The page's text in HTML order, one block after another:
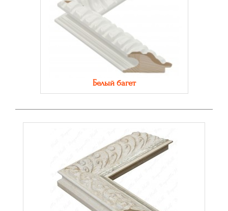
Белый багет